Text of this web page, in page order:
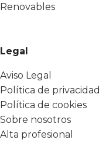
Renovables
Legal
Aviso Legal
Política de privacidad
Política de cookies
Sobre nosotros
Alta profesional